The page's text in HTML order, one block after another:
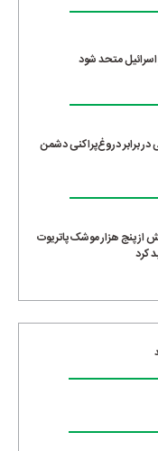
اسرائیل متحد شود
در برابر دروغ‌پراکنی دشمن
از پنج هزار موشک پاتریوت
کرد